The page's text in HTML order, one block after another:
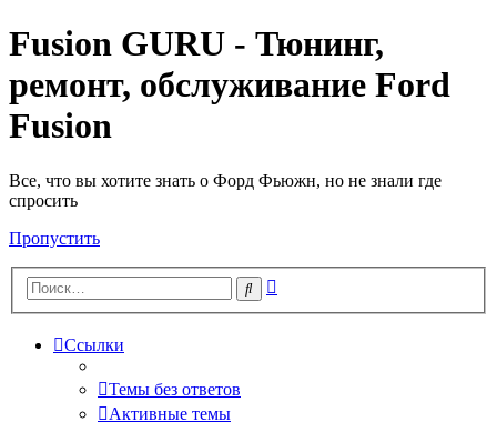
Fusion GURU - Тюнинг,
ремонт, обслуживание Ford
Fusion
Все, что вы хотите знать о Форд Фьюжн, но не знали где
спросить
Пропустить
Поиск
Ссылки
Темы без ответов
Активные темы